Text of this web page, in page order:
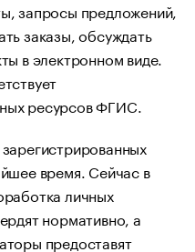
запросы предложений,
заказы, обсуждать
в электронном виде.
ресурсов ФГИС.
время. Сейчас в
личных
нормативно, а
предоставят